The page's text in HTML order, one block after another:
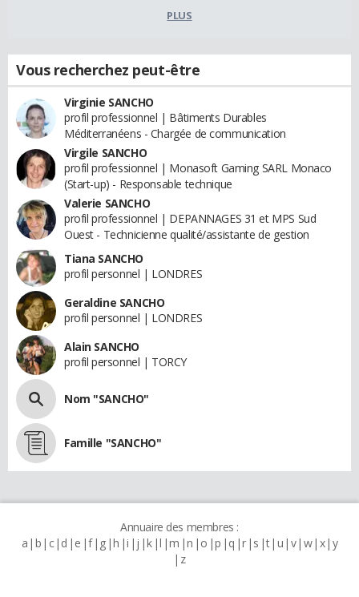
PLUS
Vous recherchez peut-être
Virginie SANCHO
profil professionnel | Bâtiments Durables
Méditerranéens - Chargée de communication
Virgile SANCHO
profil professionnel | Monasoft Gaming SARL Monaco
(Start-up) - Responsable technique
Valerie SANCHO
profil professionnel | DEPANNAGES 31 et MPS Sud
Ouest - Technicienne qualité/assistante de gestion
Tiana SANCHO
profil personnel | LONDRES
Geraldine SANCHO
profil personnel | LONDRES
Alain SANCHO
profil personnel | TORCY
Nom "SANCHO"
Famille "SANCHO"
Annuaire des membres :
a b c d e f g h i j k l m n o p q r s t u v w x y
z